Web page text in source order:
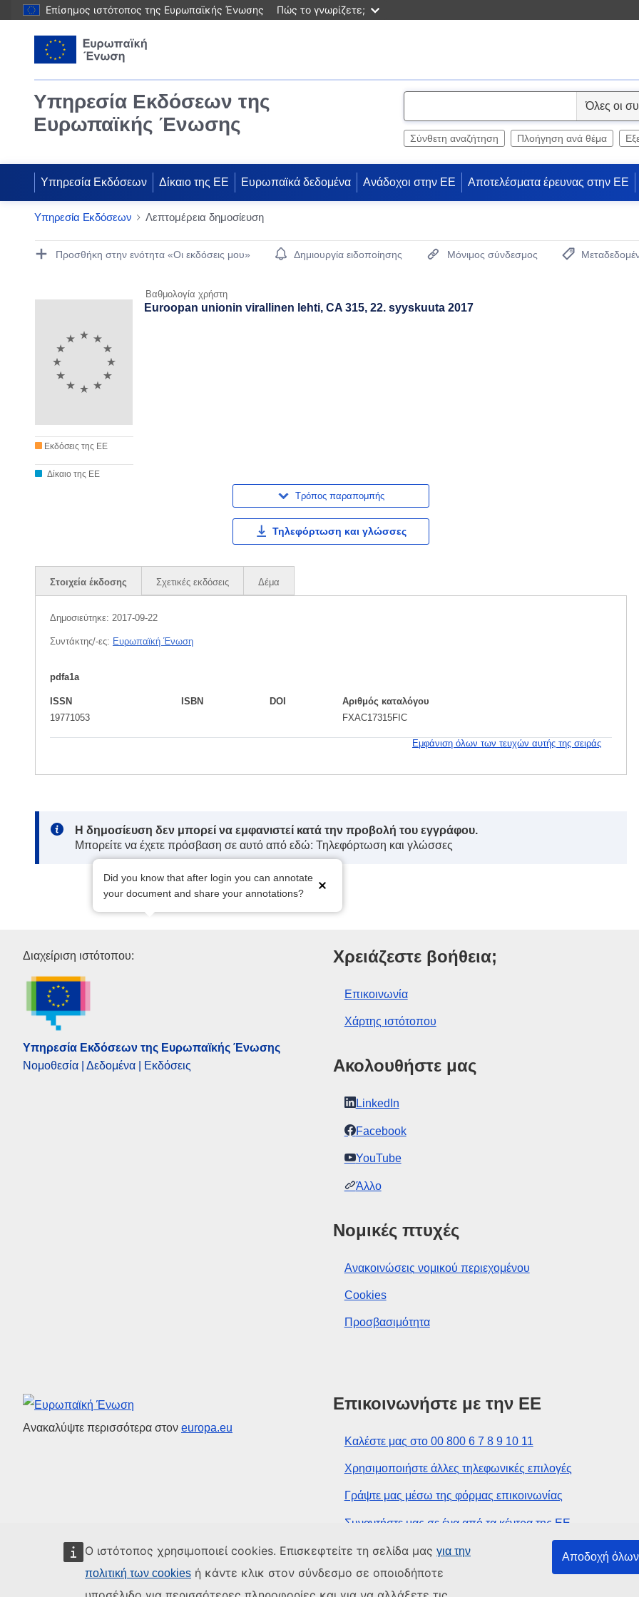
Επίσημος ιστότοπος της Ευρωπαϊκής Ένωσης Πώς το γνωρίζετε;
Ο ιστότοπος χρησιμοποιεί cookies. Επισκεφτείτε τη σελίδα μας για την
πολιτική των cookies ή κάντε κλικ στον σύνδεσμο σε οποιοδήποτε
Αποδοχή
Υπηρεσία Εκδόσεων της
Ευρωπαϊκής Ένωσης
e
Σύνθετη αναζήτηση Πλοήγηση ανά θέμα
Υπηρεσία Εκδόσεων Δίκαιο της ΕΕ Ευρωπαϊκά δεδομένα Ανάδοχοι στην ΕΕ Αποτελέσματα έρευνας στην ΕΕ
Υπηρεσία Εκδόσεων Λεπτομέρεια δημοσίευση
Publication Detail Actions Portlet
Προσθήκη στην ενότητα «Οι εκδόσεις μου» Δημιουργία ειδοποίησης Μόνιμος σύνδεσμος
Βαθμολογία χρήστη
Εκδόσεις της ΕΕ
Δίκαιο της ΕΕ
Euroopan unionin virallinen lehti, CA 315, 22. syyskuuta 2017
Τρόπος παραπομπής
Τηλεφόρτωση και γλώσσες
Στοιχεία έκδοσης Σχετικές εκδόσεις Δέμα
Δημοσιεύτηκε: 2017-09-22
Συντάκτης/-ες: Ευρωπαϊκή Ένωση
pdfa1a
ISSN
19771053
ISBN DOI
Αριθμός καταλόγου
FXAC17315FIC
Εμφάνιση όλων των τευχών αυτής της σειράς
Note:
Η δημοσίευση δεν μπορεί να εμφανιστεί κατά την προβολή του εγγράφου.
Μπορείτε να έχετε πρόσβαση σε αυτό από εδώ: Τηλεφόρτωση και γλώσσες
Did you know that after login you can annotate
your document and share your annotations?
Υπηρεσία Εκδόσεων της Ευρωπαϊκής Ένωσης
Διαχείριση ιστότοπου:
Υπηρεσία Εκδόσεων της Ευρωπαϊκής Ένωσης
Νομοθεσία | Δεδομένα | Εκδόσεις
Χρειάζεστε βοήθεια;
Επικοινωνία
Χάρτης ιστότοπου
Ακολουθήστε μας
LinkedIn
Facebook
YouTube
Άλλο
Νομικές πτυχές
Ανακοινώσεις νομικού περιεχομένου
Cookies
Προσβασιμότητα
Ευρωπαϊκή Ένωση
Ανακαλύψτε περισσότερα στον europa.eu
Επικοινωνήστε με την ΕΕ
Καλέστε μας στο 00 800 6 7 8 9 10 11
Χρησιμοποιήστε άλλες τηλεφωνικές επιλογές
Γράψτε μας μέσω της φόρμας επικοινωνίας
Συναντήστε μας σε ένα από τα κέντρα της ΕΕ